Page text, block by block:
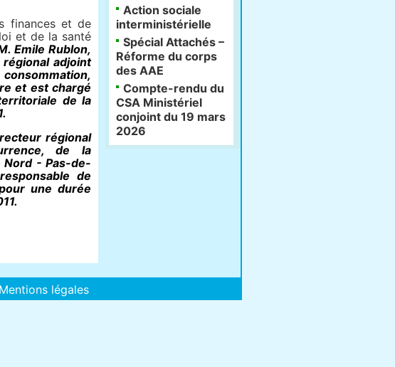
finances et de
et de la santé
Emile Rublon,
adjoint
et est chargé
de la
régional
de la
Nord - Pas-de-
de
une durée
Action sociale
interministérielle
Spécial Attachés –
Réforme du corps
des AAE
Compte-rendu du
CSA Ministériel
conjoint du 19 mars
2026
Mentions légales